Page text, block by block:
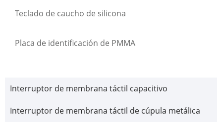
Teclado de caucho de silicona
Placa de identificación de PMMA
Interruptor de membrana táctil capacitivo
Interruptor de membrana táctil de cúpula metálica